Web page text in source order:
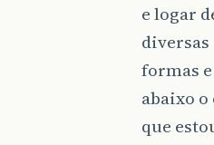
e logar
diversas
formas
abaixo
que